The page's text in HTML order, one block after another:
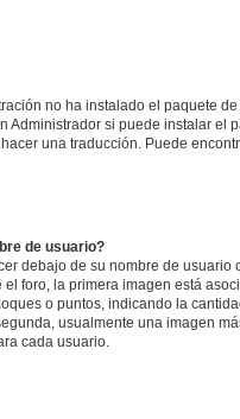
no ha instalado el paquete
Administrador si puede instalar el
una traducción. Puede
de usuario?
debajo de su nombre de usuario
foro, la primera imagen está
o puntos, indicando la
usualmente una imagen
cada usuario.